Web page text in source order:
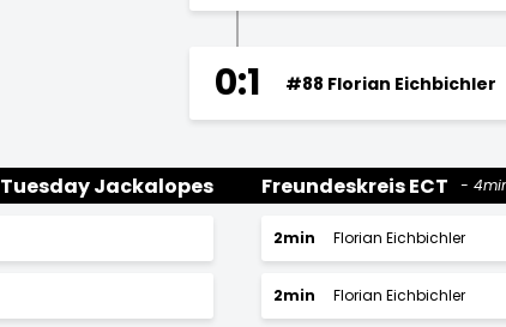
0:1 #88 Florian Eichbichler
Tuesday Jackalopes Freundeskreis ECT
2min Florian Eichbichler
2min Florian Eichbichler